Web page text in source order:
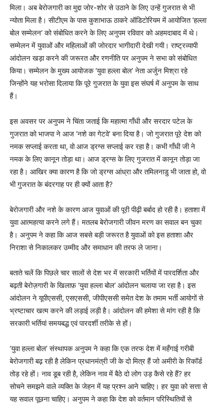
मिला। अब बेरोजगारी का मुद्दा जोर-शोर से उठाने के लिए उन्हें गुजरात से भी
न्योता मिला है। सीटीएम के पास कुशाभाऊ ठाकरे ऑडिटोरियम में आयोजित ‘हल्ला
बोल सम्मेलन’ को संबोधित करने के लिए अनुपम रविवार को अहमदाबाद में थे।
सम्मेलन में युवाओं और महिलाओं की जोरदार भागीदारी देखी गयी। राष्ट्रव्यापी
आंदोलन खड़ा करने की जरूरत और रणनीति पर अनुपम ने सभा को संबोधित
किया। सम्मेलन के मुख्य आयोजक ‘युवा हल्ला बोल’ नेता अर्जुन मिश्रा रहे
जिन्होंने यह भरोसा दिलाया कि पूरे गुजरात के युवा इस संघर्ष में अनुपम के साथ
हैं।
इस अवसर पर अनुपम ने चिंता जताई कि महात्मा गाँधी और सरदार पटेल के
गुजरात को भाजपा ने आज ‘नशे का गेटवे’ बना दिया है। जो गुजरात पूरे देश को
नमक सप्लाई करता था, वो आज ड्रग्स सप्लाई कर रहा है। कभी गाँधी जी ने
नमक के लिए कानून तोड़ा था। आज ड्रग्स के लिए गुजरात में कानून तोड़ा जा
रहा है। आखिर क्या कारण है कि जो ड्रग्स आंध्रा और तमिलनाडु भी जाता हो, वो
भी गुजरात के बंदरगाह पर ही क्यों आता है?
बेरोजगारी और नशे के कारण आज युवाओं की पूरी पीढ़ी बर्बाद हो रही है। हताशा में
युवा आत्महत्या करने लगे हैं। मतलब बेरोजगारी जीवन मरण का सवाल बन चुका
है। अनुपम ने कहा कि आज सबसे बड़ी जरूरत है युवाओं को इस हताशा और
निराशा से निकालकर उम्मीद और समाधान की तरफ ले जाना।
बताते चलें कि पिछले चार सालों से देश भर में सरकारी भर्तियों में पारदर्शिता और
बढ़ती बेरोज़गारी के खिलाफ़ ‘युवा हल्ला बोल’ आंदोलन चलाया जा रहा है। इस
आंदोलन ने यूपीएससी, एसएससी, जीपीएससी समेत देश के तमाम भर्ती आयोगों से
भ्रष्टाचार खत्म करने की लड़ाई लड़ी है। आंदोलन की हमेशा से मांग रही है कि
सरकारी भर्तियां समयबद्ध एवं पारदर्शी तरीके से हों।
‘युवा हल्ला बोल’ संस्थापक अनुपम ने कहा कि एक तरफ देश में महँगाई गरीबी
बेरोजगारी बढ़ रही है लेकिन प्रधानमंत्री जी के दो मित्र हैं जो अमीरी के रिकॉर्ड
तोड़ रहे हों। नाव डूब रही है, लेकिन नाव में बैठे दो लोग उड़ कैसे रहे हैं? हर
सोचने समझने वाले व्यक्ति के जेहन में यह प्रश्न आने चाहिए। हर युवा को सत्ता से
यह सवाल पूछना चाहिए। अनुपम ने कहा कि देश को वर्तमान परिस्थितियों से